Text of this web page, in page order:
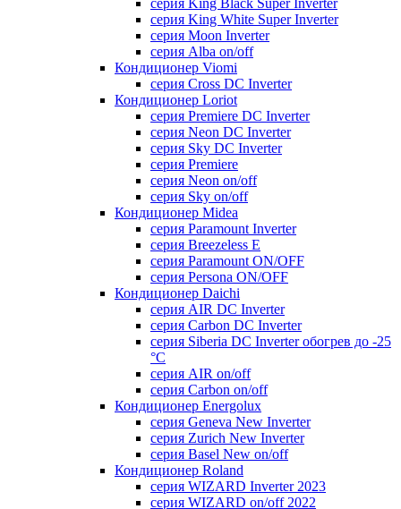
серия King Black Super Inverter
серия King White Super Inverter
серия Moon Inverter
серия Alba on/off
Кондиционер Viomi
серия Cross DC Inverter
Кондиционер Loriot
серия Premiere DC Inverter
серия Neon DC Inverter
серия Sky DC Inverter
серия Premiere
серия Neon on/off
серия Sky on/off
Кондиционер Midea
серия Paramount Inverter
серия Breezeless E
серия Paramount ON/OFF
серия Persona ON/OFF
Кондиционер Daichi
серия AIR DC Inverter
серия Carbon DC Inverter
серия Siberia DC Inverter обогрев до -25
°С
серия AIR on/off
серия Carbon on/off
Кондиционер Energolux
серия Geneva New Inverter
серия Zurich New Inverter
серия Basel New on/off
Кондиционер Roland
серия WIZARD Inverter 2023
серия WIZARD on/off 2022